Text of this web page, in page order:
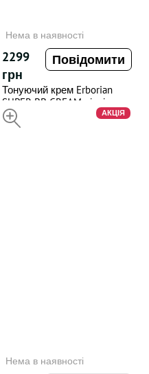
Нема в наявності
2299
грн
Повідомити
Тонуючий крем Erborian
SUPER BB CREAM відтінок
Doré 40 мл
АКЦІЯ
Нема в наявності